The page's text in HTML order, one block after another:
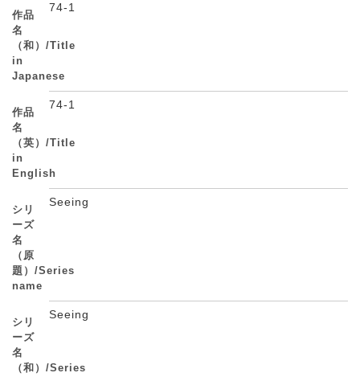
作品
名
（和）/Title
in
Japanese
74-1
作品
名
（英）/Title
in
English
74-1
シリ
ーズ
名
（原
題）/Series
name
Seeing
シリ
ーズ
名
（和）/Series
Seeing